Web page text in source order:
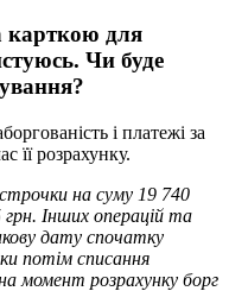
карткою для
стуюсь. Чи буде
ування?
боргованість і платежі за
ас її розрахунку.
строчки на суму 19 740
грн. Інших операцій та
кову дату спочатку
ки потім списання
а момент розрахунку борг